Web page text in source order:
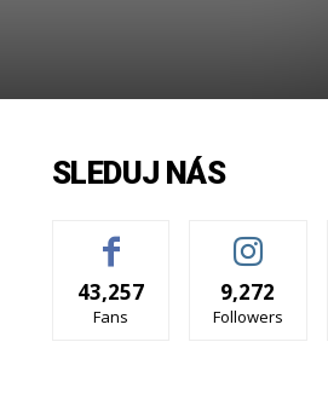
SLEDUJ NÁS
43,257
Fans
9,272
Followers